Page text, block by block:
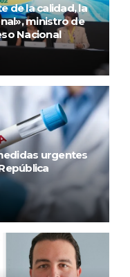
de la calidad, la
ministro de
Nacional
urgentes